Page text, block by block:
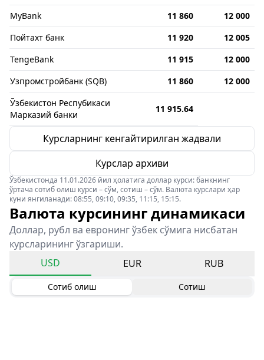
MyBank
11 860
12 000
Пойтахт банк
11 920
12 005
TengeBank
11 915
12 000
Узпромстройбанк (SQB)
11 860
12 000
Ўзбекистон Респубикаси
Марказий банки
11 915.64
Курсларнинг кенгайтирилган жадвали
Курслар архиви
Ўзбекистонда 11.01.2026 йил ҳолатига доллар курси: банкнинг
ўртача сотиб олиш курси – сўм, сотиш – сўм. Валюта курслари ҳар
куни янгиланади: 08:55, 09:10, 09:35, 11:15, 15:15.
Валюта курсининг динамикаси
Доллар, рубл ва евронинг ўзбек сўмига нисбатан
курсларининг ўзгариши.
USD
EUR RUB
Сотиб олиш Сотиш